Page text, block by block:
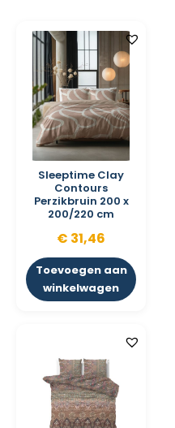
Sleeptime Clay
Contours
Perzikbruin 200 x
200/220 cm
€ 31,46
Toevoegen aan
winkelwagen